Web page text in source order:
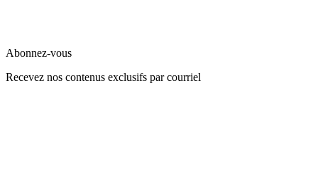
Abonnez-vous
Recevez nos contenus exclusifs par courriel